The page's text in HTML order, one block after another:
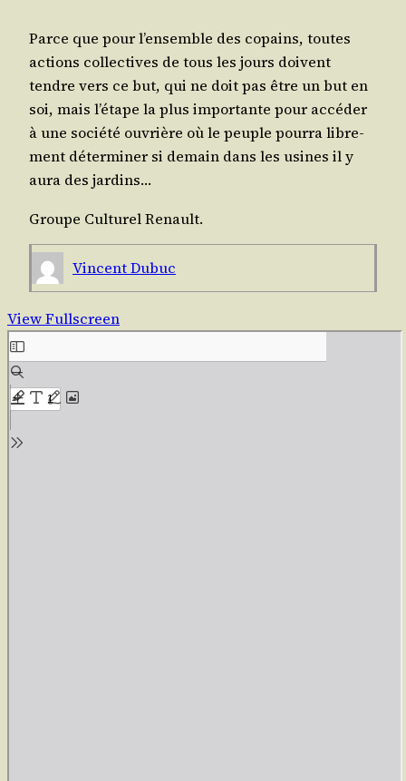
Parce que pour l’en­semble des copains, toutes
actions col­lec­tives de tous les jours doivent
tendre vers ce but, qui ne doit pas être un but en
soi, mais l’é­tape la plus impor­tante pour accé­der
à une socié­té ouvrière où le peuple pour­ra libre­
ment déter­mi­ner si demain dans les usines il y
aura des jardins…
Groupe Cultu­rel Renault.
Vincent Dubuc
View Fullscreen